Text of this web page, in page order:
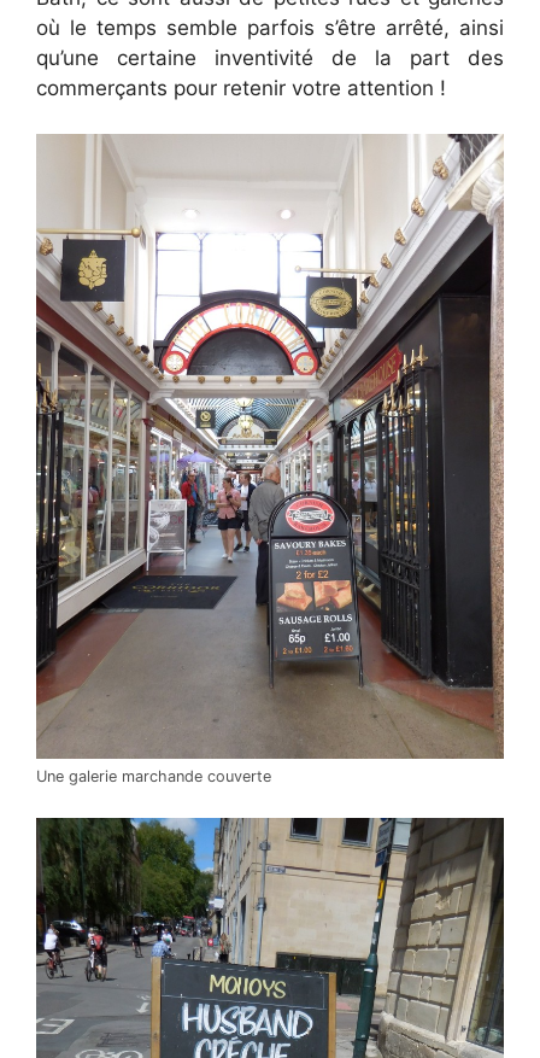
où le temps semble parfois s’être arrêté, ainsi
qu’une certaine inventivité de la part des
commerçants pour retenir votre attention !
Une galerie marchande couverte